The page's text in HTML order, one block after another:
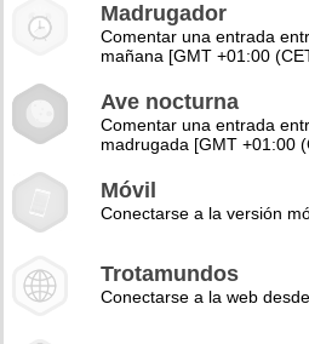
Madrugador
Comentar una entrada
mañana [GMT +01:00
Ave nocturna
Comentar una entrada
madrugada [GMT +01:00
Móvil
Conectarse a la versión
Trotamundos
Conectarse a la web